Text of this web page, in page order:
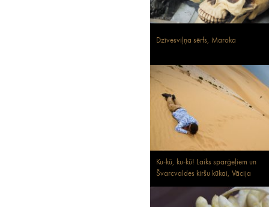
Dzīvesviļņa sērfs, Maroka
Ku-kū, ku-kū! Laiks sparģeļiem un
Švarcvaldes kiršu kūkai, Vācija